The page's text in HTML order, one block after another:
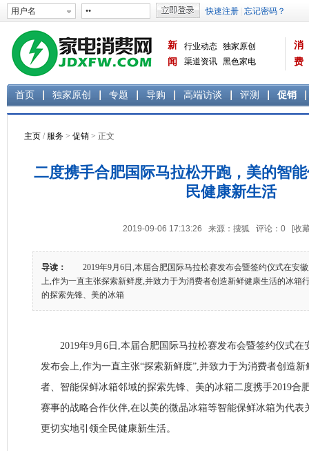
新
闻
行业动态 独家原创
渠道资讯 黑色家电
消
费
首页 独家原创 专题 导购 高端访谈 评测 促销
主页 / 服务 > 促销 > 正文
二度携手合肥国际马拉松开跑，美的智
民健康新生活
2019-09-06 17:13:26 来源：搜狐 评论： 0 [收
导读：
2019年9月6日,本届合肥国际马拉松赛发布会暨签约仪式在安
上,作为一直主张探索新鲜度,并致力于为消费者创造新鲜健康生活的冰箱
的探索先锋、美的冰箱
2019年9月6日,本届合肥国际马拉松赛发布会暨签约仪式在
发布会上,作为一直主张“探索新鲜度”,并致力于为消费者创造
者、智能保鲜冰箱邻域的探索先锋、美的冰箱二度携手2019合
赛事的战略合作伙伴,在以美的微晶冰箱等智能保鲜冰箱为代表
更切实地引领全民健康新生活。